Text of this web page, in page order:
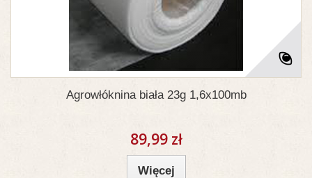
Agrowłóknina biała 23g 1,6x100mb
89,99 zł
Więcej